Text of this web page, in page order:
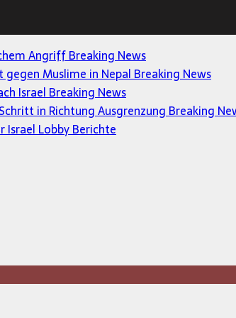
AngriffBreaking News
Muslime in Nepal Breaking News
Israel Breaking News
in Richtung Ausgrenzung Breaking
Israel LobbyBerichte